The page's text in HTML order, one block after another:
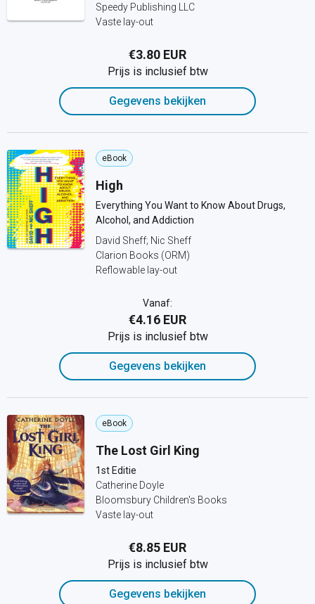
Speedy Publishing LLC
Vaste lay-out
€3.80 EUR
Prijs is inclusief btw
Gegevens bekijken
eBook
High
Everything You Want to Know About Drugs,
Alcohol, and Addiction
David Sheff; Nic Sheff
Clarion Books (ORM)
Reflowable lay-out
Vanaf:
€4.16 EUR
Prijs is inclusief btw
Gegevens bekijken
eBook
The Lost Girl King
1st Editie
Catherine Doyle
Bloomsbury Children's Books
Vaste lay-out
€8.85 EUR
Prijs is inclusief btw
Gegevens bekijken